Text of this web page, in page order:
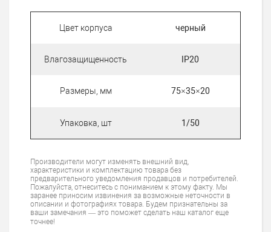
Цвет корпуса черный
Влагозащищенность IP20
Размеры, мм 75×35×20
Упаковка, шт 1/50
Производители могут изменять внешний вид,
характеристики и комплектацию товара без
предварительного уведомления продавцов и потребителей.
Пожалуйста, отнеситесь с пониманием к этому факту. Мы
заранее приносим извинения за возможные неточности в
описании и фотографиях товара. Будем признательны за
ваши замечания — это поможет сделать наш каталог еще
точнее!